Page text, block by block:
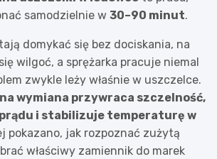
samodzielnie w 30–90 minut.
domykać się bez dociskania, na
wilgoć, a sprężarka pracuje niemal
zwykle leży właśnie w uszczelce.
wymiana przywraca szczelność,
i stabilizuje temperaturę w
pokazano, jak rozpoznać zużytą
właściwy zamiennik do marek